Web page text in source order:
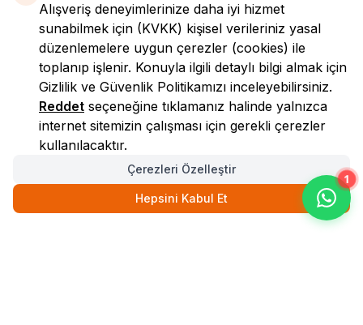
1
LokmanAVM
Alışveriş deneyimlerinize daha iyi hizmet
sunabilmek için (KVKK) kişisel verileriniz yasal
düzenlemelere uygun çerezler (cookies) ile
toplanıp işlenir. Konuyla ilgili detaylı bilgi almak için
Gizlilik ve Güvenlik Politikamızı inceleyebilirsiniz.
Reddet seçeneğine tıklamanız halinde yalnızca
internet sitemizin çalışması için gerekli çerezler
kullanılacaktır.
Çerezleri Özelleştir
Hepsini Kabul Et